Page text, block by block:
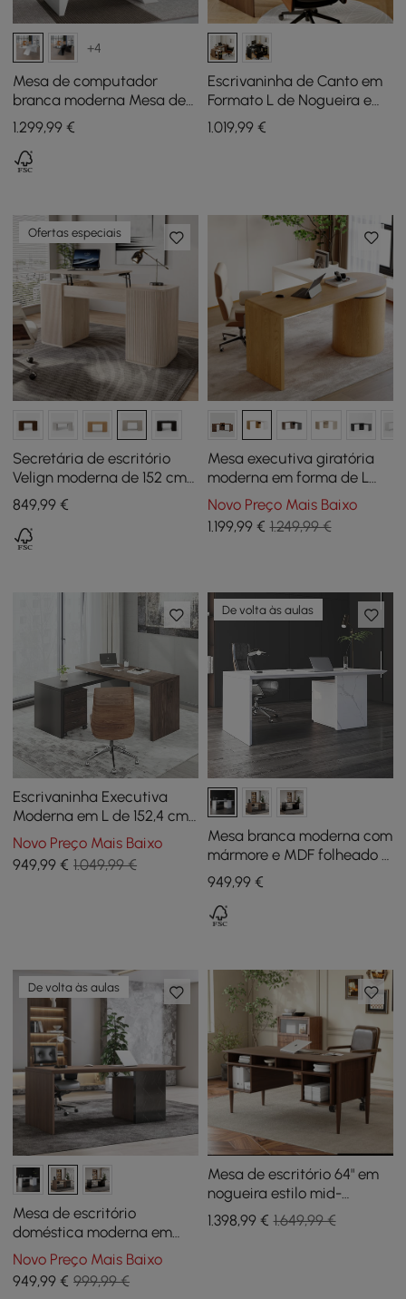
+4
Mesa de computador
branca moderna Mesa de
escritório retangular com
base de pedestal (55")
1.299,99 €
Escrivaninha de Canto em
Formato L de Nogueira e
Cadeira de Escritório de
Couro Sintético Preto
1.019,99€
Ofertas especiais
Secretária de escritório
Velign moderna de 152 cm
em madeira com tampo
elevatório e armário de 2
portas branco lavado
849,99 €
Mesa executiva giratória
moderna em forma de L
com armário e 2 gavetas
(1520 mm)
Novo Preço Mais Baixo
1.199,99€ 1.249,99 €
Escrivaninha Executiva
Moderna em L de 152,4 cm
em Preto e Nogueira com
Armário de Arquivos Móvel
Novo Preço Mais Baixo
949,99 € 1.049,99 €
De volta às aulas
Mesa branca moderna com
mármore e MDF folheado e
armário de arquivo
949,99€
De volta às aulas
Mesa de escritório
doméstica moderna em
preto e nogueira com
armário de arquivos móvel
(59,8")
Novo Preço Mais Baixo
949,99 € 999,99 €
Mesa de escritório 64" em
nogueira estilo mid-
century com cadeira
ajustável de couro sintético
1.398,99€ 1.649,99 €